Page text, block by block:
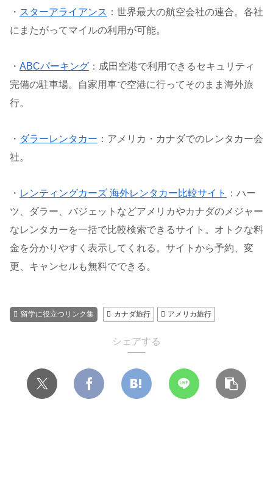
・ スターアライアンス ：世界最大の航空会社の連合。各社
にまたがってマイルの利用が可能。
・ ABCパーキング ：成田空港で利用できるセキュリティ
完備の駐車場。自家用車で空港に行ってそのまま海外旅
行。
・ ダラーレンタカー ：アメリカ・カナダでのレンタカー会
社。
・ レンティングカーズ 海外レンタカー比較サイト
：ハー
ツ、ダラー、バジェットなどアメリカやカナダのメジャー
なレンタカーを一括で比較検索できるサイト。オトクな料
金を分かりやすく表示してくれる。サイトから予約、変
更、キャンセルも無料でできる。
留学に役立つリンク集 カナダ旅行 アメリカ旅行
シェアする